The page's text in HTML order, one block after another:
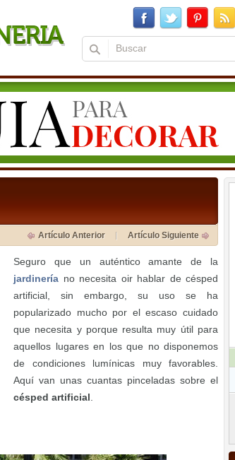
Artículo Anterior Artículo Siguiente
Seguro que un auténtico amante de la
jardinería no necesita oir hablar de césped
artificial, sin embargo, su uso se ha
popularizado mucho por el escaso cuidado
que necesita y porque resulta muy útil para
aquellos lugares en los que no disponemos
de condiciones lumínicas muy favorables.
Aquí van unas cuantas pinceladas sobre el
césped artificial